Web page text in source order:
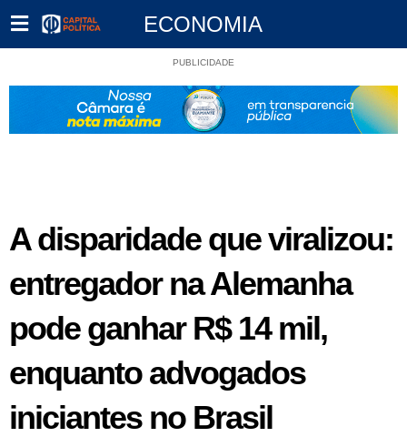
ECONOMIA
PUBLICIDADE
A disparidade que viralizou:
entregador na Alemanha
pode ganhar R$ 14 mil,
enquanto advogados
iniciantes no Brasil